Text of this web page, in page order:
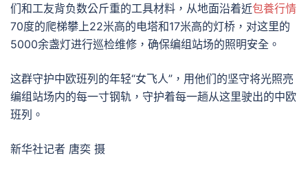
们和工友背负数公斤重的工具材料，从地面沿着近包養行情
70度的爬梯攀上22米高的电塔和17米高的灯桥，对这里的
5000余盏灯进行巡检维修，确保编组站场的照明安全。
这群守护中欧班列的年轻“女飞人”，用他们的坚守将光照亮
编组站场内的每一寸钢轨，守护着每一趟从这里驶出的中欧
班列。
新华社记者 唐奕 摄